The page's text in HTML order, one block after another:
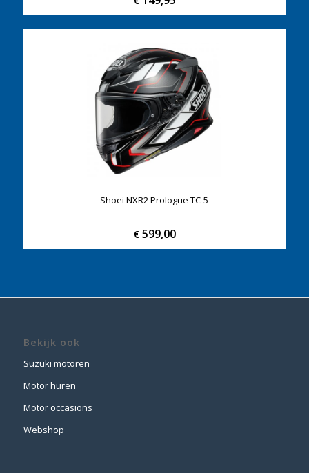
Shoei NXR2 Prologue TC-5
€599,00
Bekijk ook
Suzuki motoren
Motor huren
Motor occasions
Webshop